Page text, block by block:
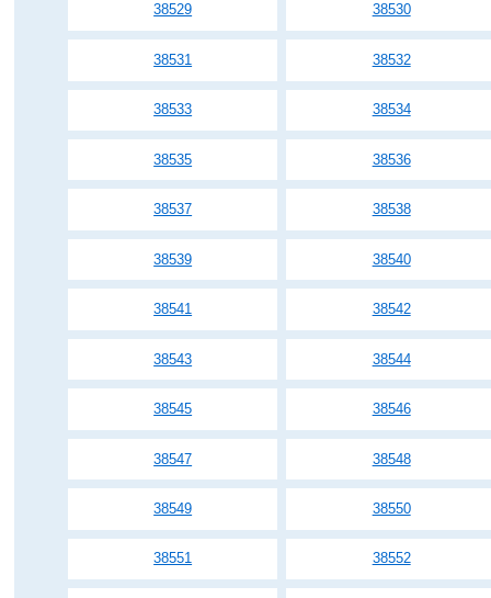
38529 38530
38531 38532
38533 38534
38535 38536
38537 38538
38539 38540
38541 38542
38543 38544
38545 38546
38547 38548
38549 38550
38551 38552